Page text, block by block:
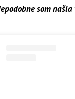
som našla